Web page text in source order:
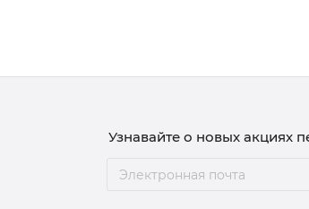
Узнавайте о новых акциях